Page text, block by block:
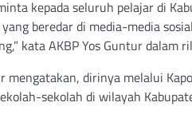
kepada seluruh pelajar di
beredar di media-media
kata AKBP Yos Guntur
mengatakan, dirinya melalui
sekolah di wilayah